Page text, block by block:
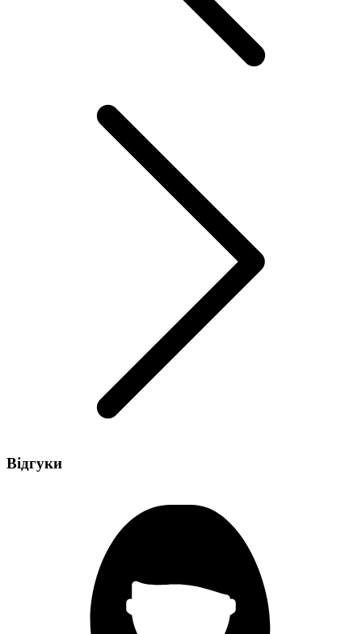
Відгуки